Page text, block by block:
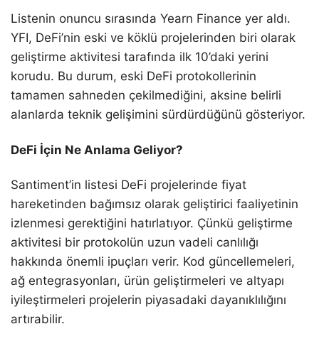
Listenin onuncu sırasında Yearn Finance yer aldı.
YFI, DeFi’nin eski ve köklü projelerinden biri olarak
geliştirme aktivitesi tarafında ilk 10’daki yerini
korudu. Bu durum, eski DeFi protokollerinin
tamamen sahneden çekilmediğini, aksine belirli
alanlarda teknik gelişimini sürdürdüğünü gösteriyor.
DeFi İçin Ne Anlama Geliyor?
Santiment’in listesi DeFi projelerinde fiyat
hareketinden bağımsız olarak geliştirici faaliyetinin
izlenmesi gerektiğini hatırlatıyor. Çünkü geliştirme
aktivitesi bir protokolün uzun vadeli canlılığı
hakkında önemli ipuçları verir. Kod güncellemeleri,
ağ entegrasyonları, ürün geliştirmeleri ve altyapı
iyileştirmeleri projelerin piyasadaki dayanıklılığını
artırabilir.